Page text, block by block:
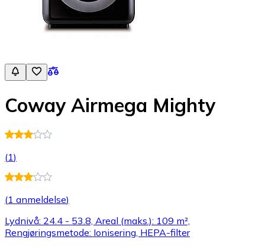
Coway Airmega Mighty
(1)
(1 anmeldelse)
Lydnivå: 24.4 - 53.8, Areal (maks.): 109 m²,
Rengjøringsmetode: Ionisering, HEPA-filter